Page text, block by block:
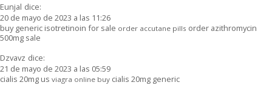
Eunjal dice:
20 de mayo de 2023 a las 11:26
buy generic isotretinoin for sale order accutane pills order azithromycin
500mg sale
Dzvavz dice:
21 de mayo de 2023 a las 05:59
cialis 20mg us viagra online buy cialis 20mg generic